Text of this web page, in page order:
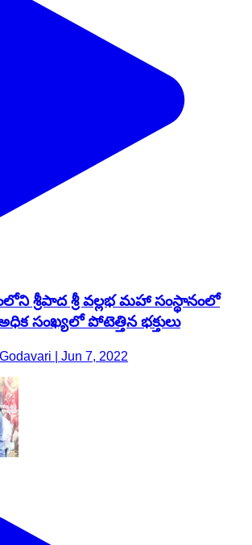
శ్రీపాద శ్రీ వల్లభ మహా సంస్థానంలో
సంఖ్యలో పోటెత్తిన భక్తులు
| Jun 7, 2022